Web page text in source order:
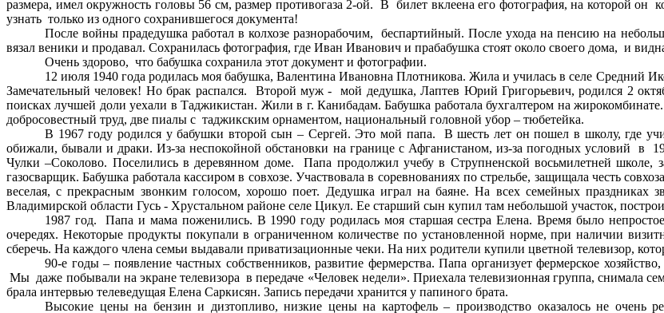
размера, имел окружность головы 56 см, размер противогаза 2-ой. В билет вклеена его фотография, на которой
узнать только из одного сохранившегося документа!
После войны прадедушка работал в колхозе разнорабочим, беспартийный. После ухода на пенсию на
вязал веники и продавал. Сохранилась фотография, где Иван Иванович и прабабушка стоят около своего дома, и
Очень здорово, что бабушка сохранила этот документ и фотографии.
12 июля 1940 года родилась моя бабушка, Валентина Ивановна Плотникова. Жила и училась в селе Средний
Замечательный человек! Но брак распался. Второй муж - мой дедушка, Лаптев Юрий Григорьевич, родился 2
поисках лучшей доли уехали в Таджикистан. Жили в г. Канибадам. Бабушка работала бухгалтером на
добросовестный труд, две пиалы с таджикским орнаментом, национальный головной убор – тюбетейка.
В 1967 году родился у бабушки второй сын – Сергей. Это мой папа. В шесть лет он пошел в школу, где
обижали, бывали и драки. Из-за неспокойной обстановки на границе с Афганистаном, из-за погодных условий в
Чулки –Соколово. Поселились в деревянном доме. Папа продолжил учебу в Струпненской восьмилетней школе,
газосварщик. Бабушка работала кассиром в совхозе. Участвовала в соревнованиях по стрельбе, защищала честь
веселая, с прекрасным звонким голосом, хорошо поет. Дедушка играл на баяне. На всех семейных праздниках
Владимирской области Гусь - Хрустальном районе селе Цикул. Ее старший сын купил там небольшой участок,
1987 год. Папа и мама поженились. В 1990 году родилась моя старшая сестра Елена. Время было
очередях. Некоторые продукты покупали в ограниченном количестве по установленной норме, при наличии
сберечь. На каждого члена семьи выдавали приватизационные чеки. На них родители купили цветной телевизор,
90-е годы – появление частных собственников, развитие фермерства. Папа организует фермерское
Мы даже побывали на экране телевизора в передаче «Человек недели». Приехала телевизионная группа, снимала
брала интервью телеведущая Елена Саркисян. Запись передачи хранится у папиного брата.
Высокие цены на бензин и дизтопливо, низкие цены на картофель – производство оказалось не очень